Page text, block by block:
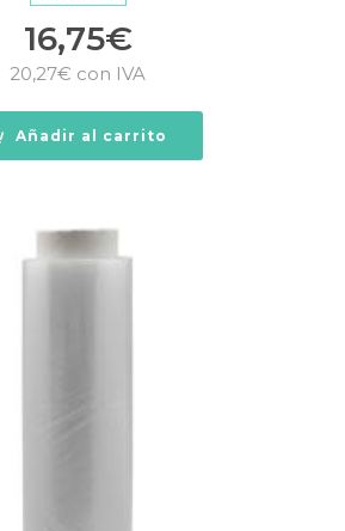
16,75€
20,27€ con IVA
Añadir al carrito